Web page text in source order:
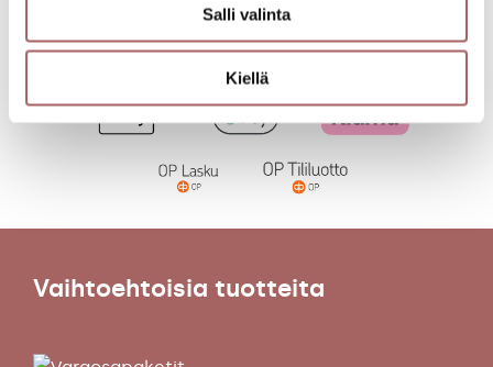
Salli valinta
Kiellä
Vaihtoehtoisia tuotteita